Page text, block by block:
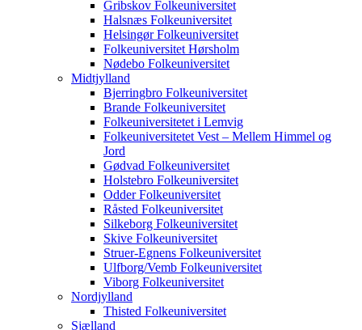
Gribskov Folkeuniversitet
Halsnæs Folkeuniversitet
Helsingør Folkeuniversitet
Folkeuniversitet Hørsholm
Nødebo Folkeuniversitet
Midtjylland
Bjerringbro Folkeuniversitet
Brande Folkeuniversitet
Folkeuniversitetet i Lemvig
Folkeuniversitetet Vest – Mellem Himmel og
Jord
Gødvad Folkeuniversitet
Holstebro Folkeuniversitet
Odder Folkeuniversitet
Råsted Folkeuniversitet
Silkeborg Folkeuniversitet
Skive Folkeuniversitet
Struer-Egnens Folkeuniversitet
Ulfborg/Vemb Folkeuniversitet
Viborg Folkeuniversitet
Nordjylland
Thisted Folkeuniversitet
Sjælland